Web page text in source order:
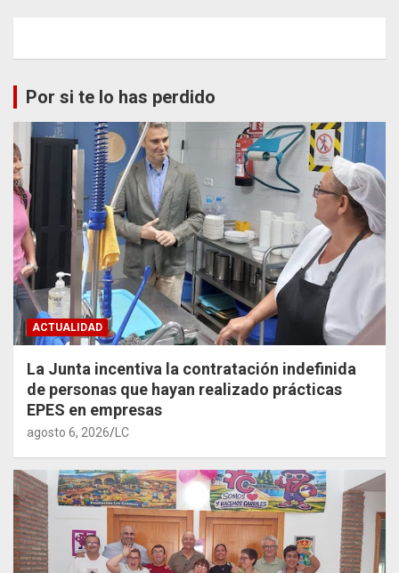
Por si te lo has perdido
ACTUALIDAD
La Junta incentiva la contratación indefinida
de personas que hayan realizado prácticas
EPES en empresas
agosto 6, 2026 LC